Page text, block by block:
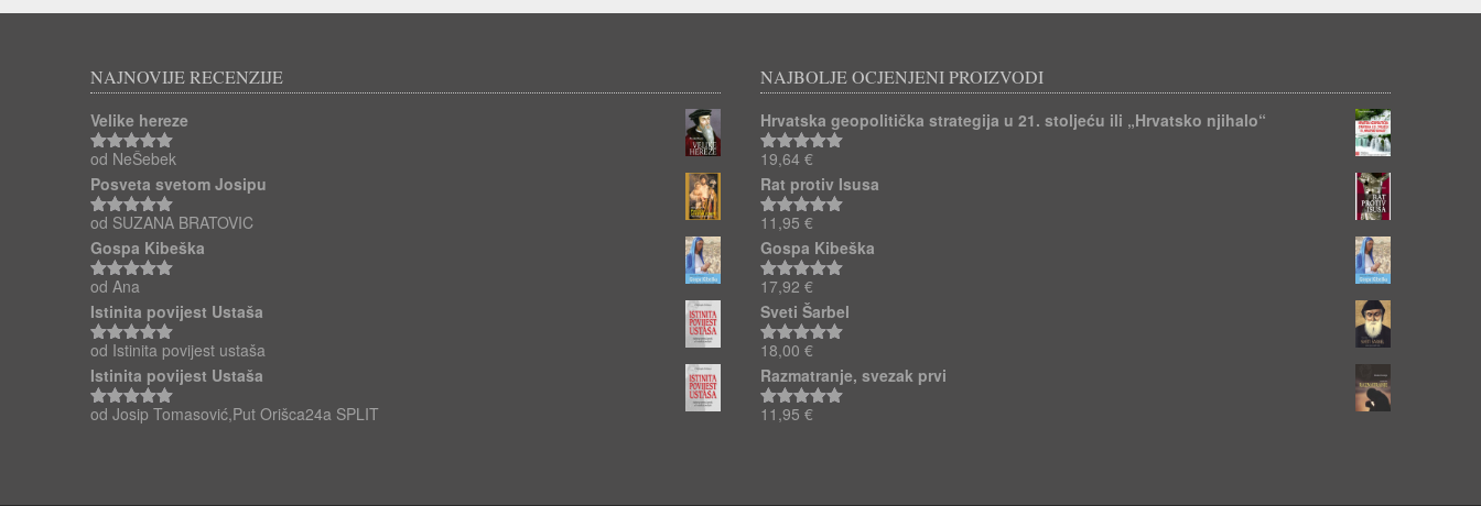
NAJNOVIJE RECENZIJE
Velike hereze
Ocjenjeno5
od 5
od NeŠebek
Posveta svetom Josipu
Ocjenjeno5
od 5
od SUZANA BRATOVIC
Gospa Kibeška
Ocjenjeno
od 5
od Ana
Istinita povijest Ustaša
Ocjenjeno 5
od 5
od Istinita povijest ustaša
Istinita povijest Ustaša
Ocjenjeno 5
od Josip Tomasović,Put Orišca24a SPLIT
NAJBOLJE OCJENJENI PROIZVODI
Hrvatska geopolitička strategija u 21. stoljeću ili „Hrvatsko njihalo“
Ocjenjeno
5.00 od 5
19,64 €
Rat protiv Isusa
Ocjenjeno
5.00od 5
11,95 €
Gospa Kibeška
Ocjenjeno
5.00 od 5
17,92 €
Sveti Šarbel
Ocjenjeno
5.00od 5
18,00 €
Razmatranje, svezak prvi
Ocjenjeno
11,95 €